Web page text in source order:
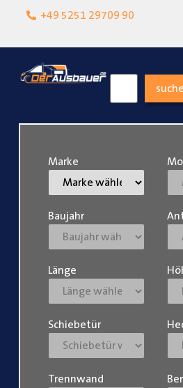
+49 5251 29709 90
Lokalgeschäft in
Marke
Baujahr
Länge
Schiebetür
Trennwand